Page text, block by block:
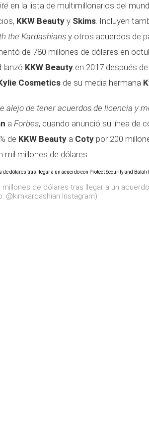
en la lista de multimillonarios del
KKW Beauty y Skims. Incluyen
the Kardashians y otros acuerdos de
de 780 millones de dólares en
lanzó KKW Beauty en 2017 después
Cosmetics de su media hermana
alejo de tener acuerdos de licencia y
a Forbes, cuando anunció su línea de
de KKW Beauty a Coty por 200
mil millones de dólares.
millones de dólares tras llegar a un
@kimkardashian Instagram)